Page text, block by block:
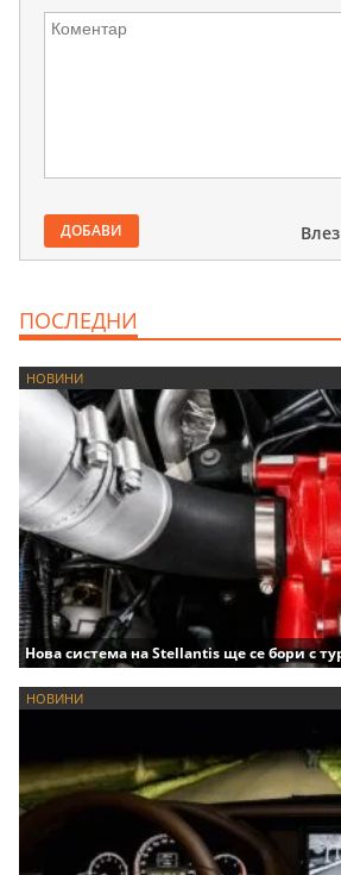
ДОБАВИ Влез
ПОСЛЕДНИ
НОВИНИ
Нова система на Stellantis ще се бори с
НОВИНИ